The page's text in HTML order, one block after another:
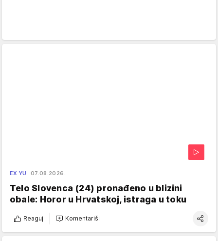
EX YU 07.08.2026.
Telo Slovenca (24) pronađeno u blizini
obale: Horor u Hrvatskoj, istraga u toku
Reaguj Komentariši